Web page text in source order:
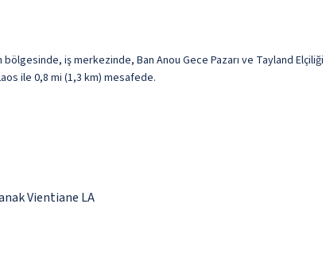
iş merkezinde, Ban Anou Gece Pazarı ve Tayland
ile 0,8 mi (1,3 km) mesafede.
Vientiane LA